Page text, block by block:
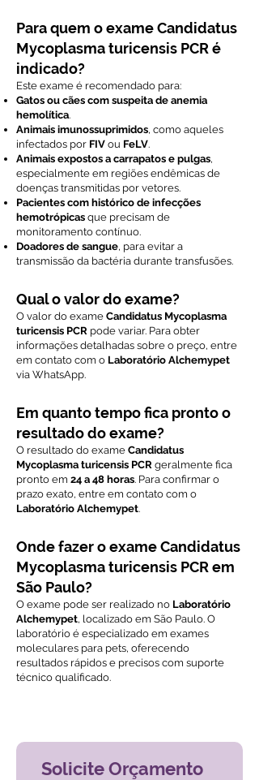
Para quem o exame Candidatus
Mycoplasma turicensis PCR é
indicado?
Este exame é recomendado para:
Gatos ou cães com suspeita de anemia
hemolítica.
Animais imunossuprimidos, como aqueles
infectados por FIV ou FeLV.
Animais expostos a carrapatos e pulgas,
especialmente em regiões endêmicas de
doenças transmitidas por vetores.
Pacientes com histórico de infecções
hemotrópicas que precisam de
monitoramento contínuo.
Doadores de sangue, para evitar a
transmissão da bactéria durante transfusões.
Qual o valor do exame?
O valor do exame Candidatus Mycoplasma
turicensis PCR pode variar. Para obter
informações detalhadas sobre o preço, entre
em contato com o Laboratório Alchemypet
via WhatsApp.
Em quanto tempo fica pronto o
resultado do exame?
O resultado do exame Candidatus
Mycoplasma turicensis PCR geralmente fica
pronto em 24 a 48 horas. Para confirmar o
prazo exato, entre em contato com o
Laboratório Alchemypet.
Onde fazer o exame Candidatus
Mycoplasma turicensis PCR em
São Paulo?
O exame pode ser realizado no Laboratório
Alchemypet, localizado em São Paulo. O
laboratório é especializado em exames
moleculares para pets, oferecendo
resultados rápidos e precisos com suporte
técnico qualificado.
Solicite Orçamento